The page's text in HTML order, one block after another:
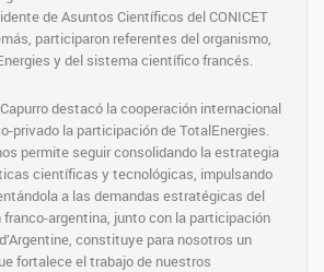
de Asuntos Científicos del CONICET
participaron referentes del organismo,
y del sistema científico francés.
destacó la cooperación internacional
privado la participación de TotalEnergies.
permite seguir consolidando la estrategia
científicas y tecnológicas, impulsando
a las demandas estratégicas del
franco-argentina, junto con la participación
constituye para nosotros un
fortalece el trabajo de nuestros